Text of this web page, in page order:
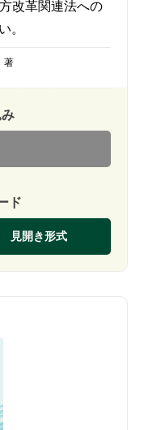
改革関連法への
。
著
ド
見開き形式